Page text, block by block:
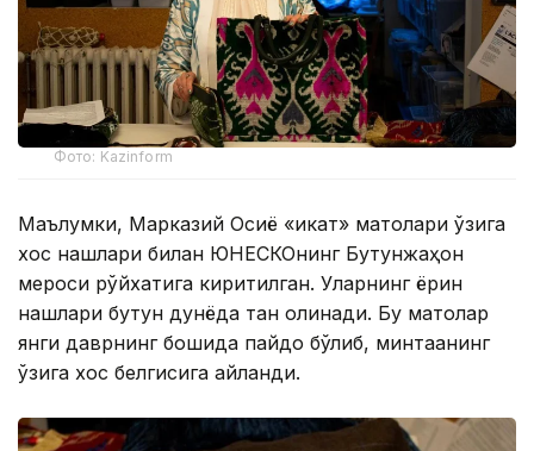
Фото: Kazinform
Маълумки, Марказий Осиё «икат» матолари ўзига
хос нақшлари билан ЮНЕСКОнинг Бутунжаҳон
мероси рўйхатига киритилган. Уларнинг ёрқин
нақшлари бутун дунёда тан олинади. Бу матолар
янги даврнинг бошида пайдо бўлиб, минтақанинг
ўзига хос белгисига айланди.